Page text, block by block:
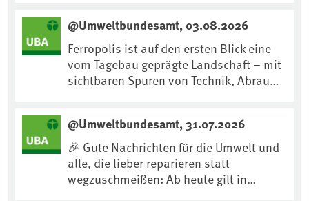
fft/dirk-messner-audio-100.html
@Umweltbundesamt, 03.08.2026
Ferropolis ist auf den ersten Blick eine
vom Tagebau geprägte Landschaft – mit
sichtbaren Spuren von Technik, Abraum
nur ihre bergbauliche Vergangenheit.
Hier lässt sich beobachten, wie sich aus
Kippenflächen lebendige Böden
entwickeln, Pflanzen Fuß fassen & neue
Lebensräume entstehen....
@Umweltbundesamt, 31.07.2026
🎉 Gute Nachrichten für die Umwelt und
alle, die lieber reparieren statt
wegzuschmeißen: Ab heute gilt in